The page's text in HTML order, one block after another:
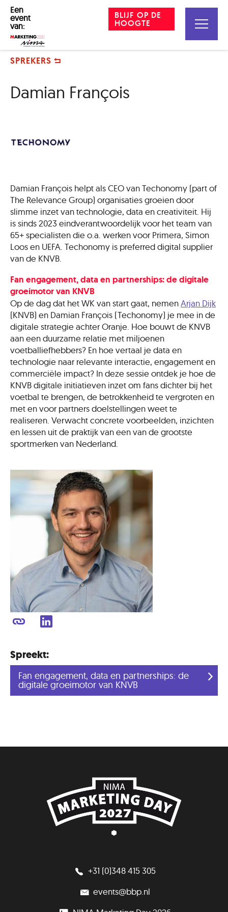
BLIJF OP DE
HOOGTE
Een
event
van:
SPREKERS
Damian François
Damian François helpt als CEO van Techonomy (part of
The Relevance Group) organisaties groeien door
slimme inzet van technologie, data en creativiteit. Hij
is sinds 2023 eindverantwoordelijk voor het team van
65+ specialisten die o.a. werken voor Primera, Simon
Loos en UEFA. Techonomy is preferred digital supplier
van de KNVB.
Fan engagement, data en partnerships: de digitale
groeimotor van KNVB
Op de dag dat het WK van start gaat, nemenArjan Dijk
(KNVB) en Damian François (Techonomy) je mee in de
digitale strategie achter Oranje. Hoe bouwt de KNVB
aan een duurzame relatie met miljoenen
voetballiefhebbers? En hoe vertaal je data en
technologie naar relevante interactie, engagement en
commerciële impact? In deze sessie ontdek je hoe de
KNVB digitale initiatieven inzet om fans dichter bij het
voetbal te brengen, de betrokkenheid te vergroten en
met en voor partners doelstellingen weet te
realiseren. Verwacht concrete voorbeelden, inzichten
en lessen uit de praktijk van een van de grootste
sportmerken van Nederland.
Spreekt:
Fan engagement, data en partnerships: de
digitale groeimotor van KNVB
+31 (0)348 415 305
events@bbp.nl